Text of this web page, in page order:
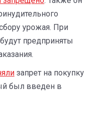
урожая. При
предприняты
запрет на покупку
был введен в